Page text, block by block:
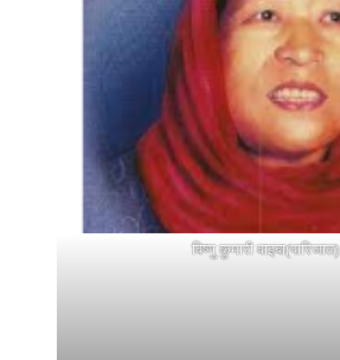
विष्णु कुमारी वाइबा(पारिजात)